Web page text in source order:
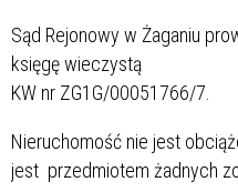
Sąd Rejonowy w Żaganiu
księgę wieczystą
KW nr ZG1G/00051766/7.
Nieruchomość nie jest
jest przedmiotem żadnych